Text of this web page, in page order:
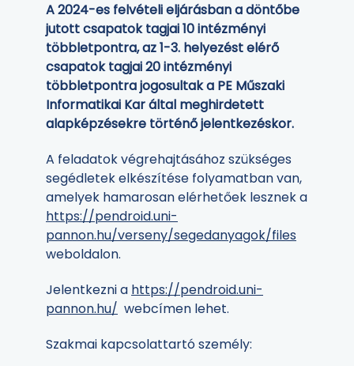
A 2024-es felvételi eljárásban a döntőbe
jutott csapatok tagjai 10 intézményi
többletpontra, az 1-3. helyezést elérő
csapatok tagjai 20 intézményi
többletpontra jogosultak a PE Műszaki
Informatikai Kar által meghirdetett
alapképzésekre történő jelentkezéskor.
A feladatok végrehajtásához szükséges
segédletek elkészítése folyamatban van,
amelyek hamarosan elérhetőek lesznek a
https://pendroid.uni-
pannon.hu/verseny/segedanyagok/files
weboldalon.
Jelentkezni a https://pendroid.uni-
pannon.hu/ webcímen lehet.
Szakmai kapcsolattartó személy: